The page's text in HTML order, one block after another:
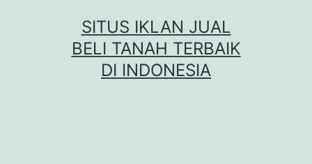
SITUS IKLAN JUAL
BELI TANAH TERBAIK
DI INDONESIA